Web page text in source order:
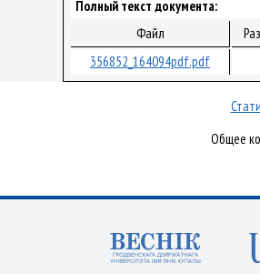
Полный текст документа:
Файл
356852_164094pdf.pdf
Общее